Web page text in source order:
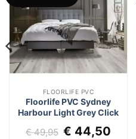
verlanglijst
FLOORLIFE PVC
Floorlife PVC Sydney
Harbour Light Grey Click
€49,95 € 44,50